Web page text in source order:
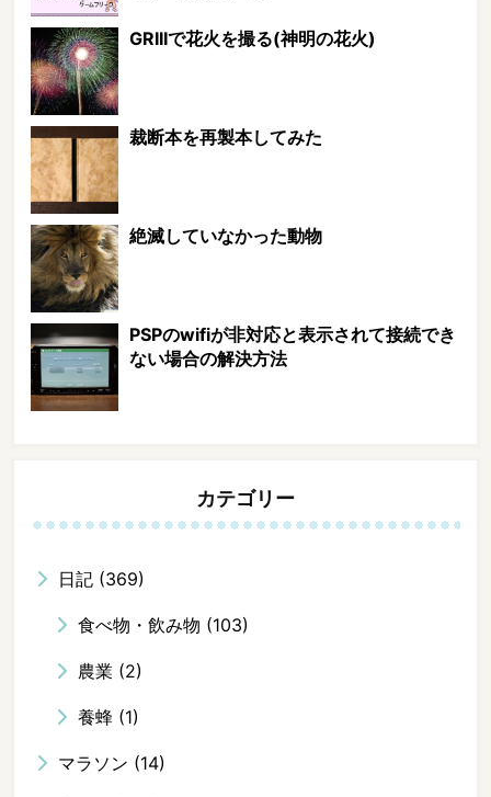
GRIIIで花火を撮る(神明の花火)
裁断本を再製本してみた
絶滅していなかった動物
PSPのwifiが非対応と表示されて接続でき
ない場合の解決方法
カテゴリー
日記 (369)
食べ物・飲み物 (103)
農業 (2)
養蜂 (1)
マラソン (14)